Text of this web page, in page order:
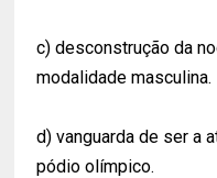
c) desconstrução da
modalidade masculina.
d) vanguarda de ser a
pódio olímpico.